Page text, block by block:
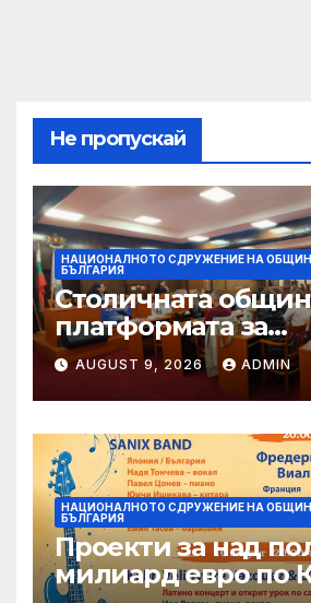
Не пропускай
НАЦИОНАЛНОТО СДРУЖЕНИЕ НА
БЪЛГАРИЯ
Столичната
платформата за
граждански
Sofia
AUGUST 9, 2026 ADMIN
НАЦИОНАЛНОТО СДРУЖЕНИЕ НА
БЪЛГАРИЯ
Проекти за над
милиард евро по